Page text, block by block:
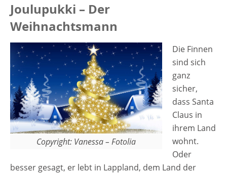
Joulupukki – Der
Weihnachtsmann
Copyright: Vanessa – Fotolia
Die Finnen
sind sich
ganz
sicher,
dass Santa
Claus in
ihrem Land
wohnt.
Oder
besser gesagt, er lebt in Lappland, dem Land der